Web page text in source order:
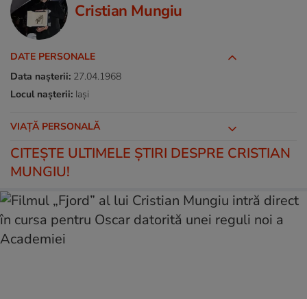
Cristian Mungiu
DATE PERSONALE
Data nașterii: 27.04.1968
Locul nașterii: Iași
VIAȚĂ PERSONALĂ
CITEŞTE ULTIMELE ŞTIRI DESPRE CRISTIAN
MUNGIU!